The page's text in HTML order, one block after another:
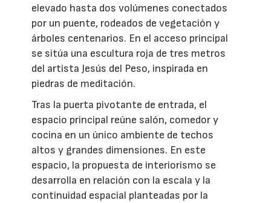
elevado hasta dos volúmenes conectados
por un puente, rodeados de vegetación y
árboles centenarios. En el acceso principal
se sitúa una escultura roja de tres metros
del artista Jesús del Peso, inspirada en
piedras de meditación.
Tras la puerta pivotante de entrada, el
espacio principal reúne salón, comedor y
cocina en un único ambiente de techos
altos y grandes dimensiones. En este
espacio, la propuesta de interiorismo se
desarrolla en relación con la escala y la
continuidad espacial planteadas por la